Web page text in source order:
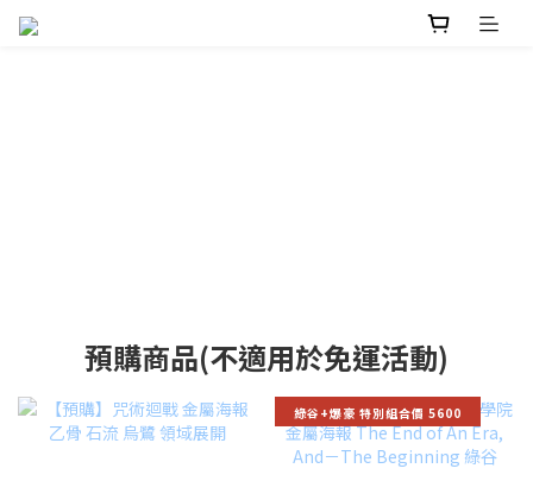
預購商品(不適用於免運活動)
綠谷+爆豪 特別組合價 5600